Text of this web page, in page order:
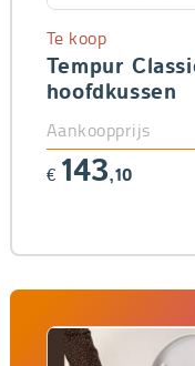
Tempur
hoofdkussen
Te koop
Aankoopprijs
€ 143,10